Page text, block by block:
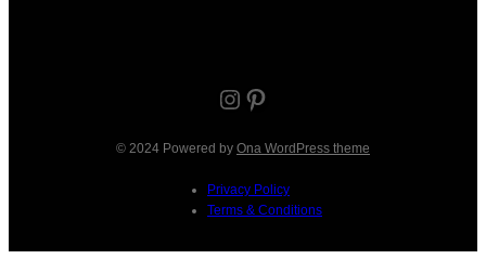
Instagram Pinterest
© 2024 Powered by Ona WordPress theme
Privacy Policy
Terms & Conditions